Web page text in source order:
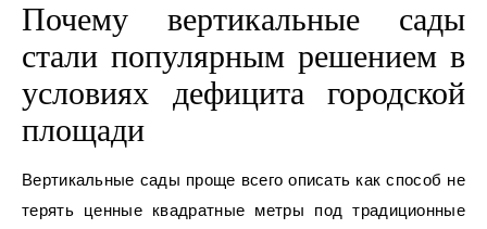
Почему вертикальные сады
стали популярным решением в
условиях дефицита городской
площади
Вертикальные сады проще всего описать как способ не
терять ценные квадратные метры под традиционные